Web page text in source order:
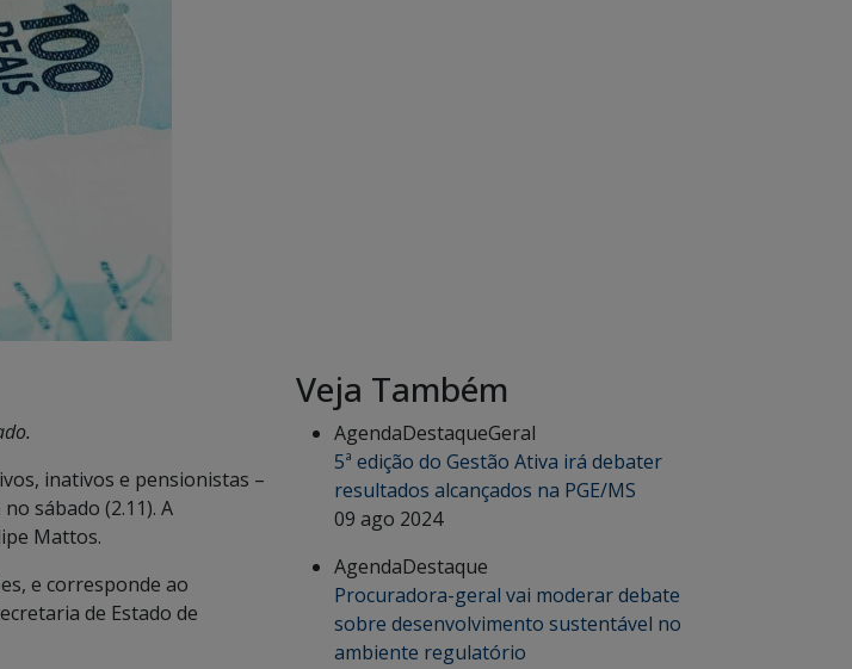
inativos e pensionistas –
sábado (2.11). A
Mattos.
e corresponde ao
de Estado de
Veja Também
AgendaDestaqueGeral
5ª edição do Gestão Ativa irá debater
resultados alcançados na PGE/MS
09 ago 2024
AgendaDestaque
Procuradora-geral vai moderar debate
sobre desenvolvimento sustentável no
ambiente regulatório